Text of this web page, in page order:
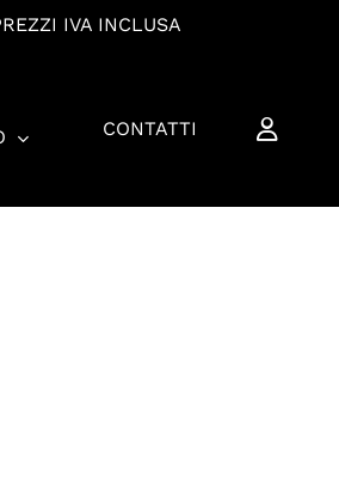
IVA INCLUSA
CONTATTI